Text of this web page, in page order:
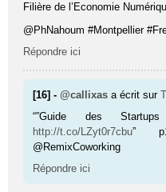
Filière de l’Economie
@PhNahoum #Montpellier
Répondre ici
[16] -@callixas a écrit sur
“”Guide des
http://t.co/LZyt0r7cbu”
@RemixCoworking
Répondre ici